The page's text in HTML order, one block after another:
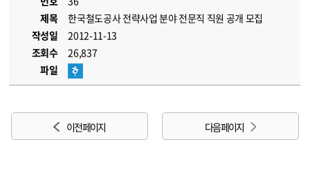
제목
한국철도공사 전략사업 분야 전문직 직원 공개 모집
작성일
2012-11-13
조회수
26,837
파일
이전 페이지 다음 페이지